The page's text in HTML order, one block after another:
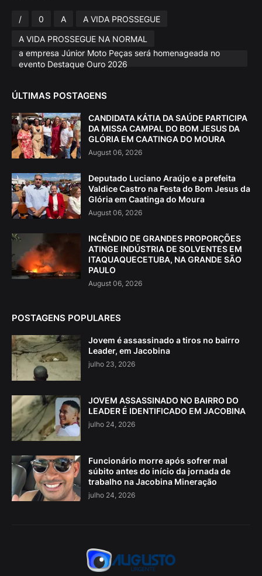
/ 0 A
A VIDA PROSSEGUE
A VIDA PROSSEGUE NA NORMAL
a empresa Júnior Moto Peças será homenageada no
evento Destaque Ouro 2026
ÚLTIMAS POSTAGENS
CANDIDATA KÁTIA DA SAÚDE PARTICIPA
DA MISSA CAMPAL DO BOM JESUS DA
GLÓRIA EM CAATINGA DO MOURA
August 06, 2026
Deputado Luciano Araújo e a prefeita
Valdice Castro na Festa do Bom Jesus da
Glória em Caatinga do Moura
August 06, 2026
INCÊNDIO DE GRANDES PROPORÇÕES
ATINGE INDÚSTRIA DE SOLVENTES EM
ITAQUAQUECETUBA, NA GRANDE SÃO
PAULO
August 06, 2026
POSTAGENS POPULARES
Jovem é assassinado a tiros no bairro
Leader, em Jacobina
julho 23, 2026
JOVEM ASSASSINADO NO BAIRRO DO
LEADER É IDENTIFICADO EM JACOBINA
julho 24, 2026
Funcionário morre após sofrer mal
súbito antes do início da jornada de
trabalho na Jacobina Mineração
julho 24, 2026